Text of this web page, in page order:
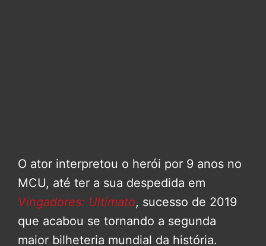
O ator interpretou o herói por 9 anos no
MCU, até ter a sua despedida em
Vingadores: Ultimato, sucesso de 2019
que acabou se tornando a segunda
maior bilheteria mundial da história.